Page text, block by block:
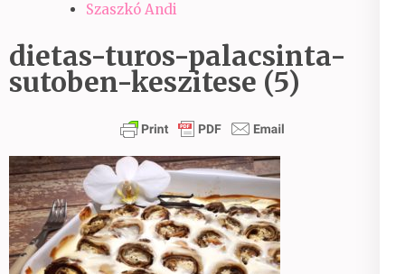
Szaszkó Andi
dietas-turos-palacsinta-
sutoben-keszitese (5)